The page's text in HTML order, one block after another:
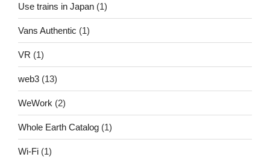
Use trains in Japan (1)
Vans Authentic (1)
VR (1)
web3 (13)
WeWork (2)
Whole Earth Catalog (1)
Wi-Fi (1)